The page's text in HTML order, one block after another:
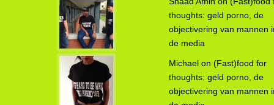
thoughts: geld porno, de
objectivering van mannen
de media
Michael on (Fast)food for
thoughts: geld porno, de
objectivering van mannen